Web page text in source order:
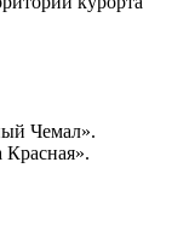
Чемал».